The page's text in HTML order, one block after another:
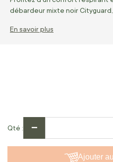
débardeur mixte noir Cityguard,
En savoir plus
Qté −
Ajouter